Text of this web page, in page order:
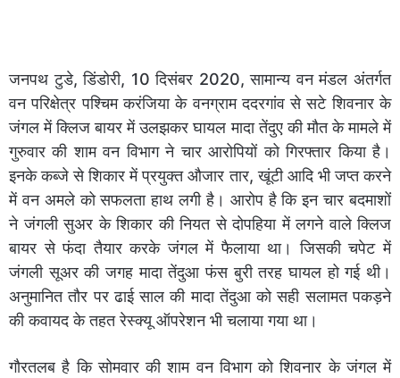
जनपथ टुडे, डिंडोरी, 10 दिसंबर 2020, सामान्य वन मंडल अंतर्गत
वन परिक्षेत्र पश्चिम करंजिया के वनग्राम ददरगांव से सटे शिवनार के
जंगल में क्लिज बायर में उलझकर घायल मादा तेंदुए की मौत के मामले में
गुरुवार की शाम वन विभाग ने चार आरोपियों को गिरफ्तार किया है।
इनके कब्जे से शिकार में प्रयुक्त औजार तार, खूंटी आदि भी जप्त करने
में वन अमले को सफलता हाथ लगी है। आरोप है कि इन चार बदमाशों
ने जंगली सुअर के शिकार की नियत से दोपहिया में लगने वाले क्लिज
बायर से फंदा तैयार करके जंगल में फैलाया था। जिसकी चपेट में
जंगली सूअर की जगह मादा तेंदुआ फंस बुरी तरह घायल हो गई थी।
अनुमानित तौर पर ढाई साल की मादा तेंदुआ को सही सलामत पकड़ने
की कवायद के तहत रेस्क्यू ऑपरेशन भी चलाया गया था।
गौरतलब है कि सोमवार की शाम वन विभाग को शिवनार के जंगल में